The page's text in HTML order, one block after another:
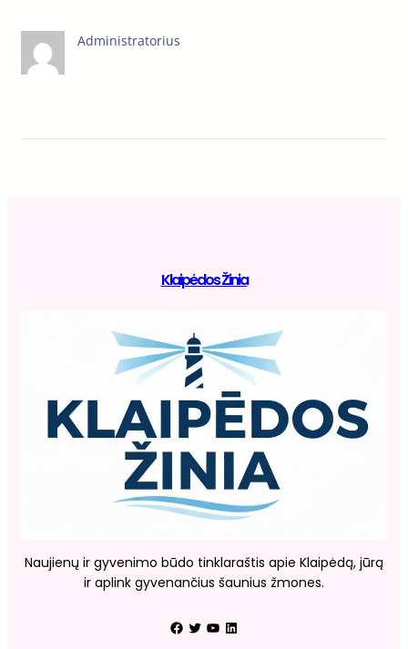
Administratorius
Klaipėdos Žinia
Naujienų ir gyvenimo būdo tinklaraštis apie Klaipėdą, jūrą
ir aplink gyvenančius šaunius žmones.
Facebook Twitter YouTube LinkedIn